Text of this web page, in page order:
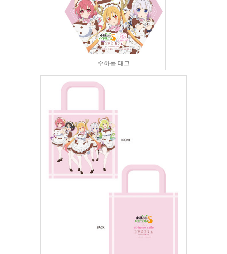
수하물 태그